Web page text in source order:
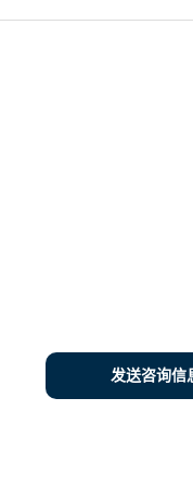
发送咨询信